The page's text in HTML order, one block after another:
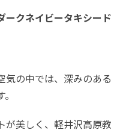
ークネイビータキシード
気の中では、深みのある
が美しく、軽井沢高原教